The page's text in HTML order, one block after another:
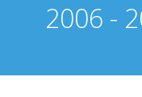
2006 -